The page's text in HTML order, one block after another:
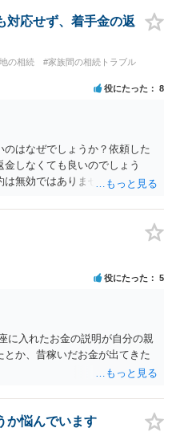
対応せず、着手金の返
の相続
#家族間の相続トラブル
役にたった 8
はなぜでしょうか？依頼した
しなくても良いのでしょう
約は無効ではありませんか？
が所属する弁護士会に相談さ
護士は脳梗塞で倒れたようで
れた弁護士の判断で復代理を
は有効なのかという問題もあ
役にたった 5
に入れたお金の説明が自分の親
か、昔稼いだお金が出てきた
か悩んでいます